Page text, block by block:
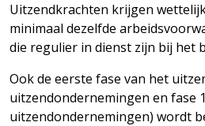
Uitzendkrachten krijgen
minimaal dezelfde
die regulier in dienst zijn bij het
Ook de eerste fase van het
uitzendondernemingen en fase
uitzendondernemingen) wordt